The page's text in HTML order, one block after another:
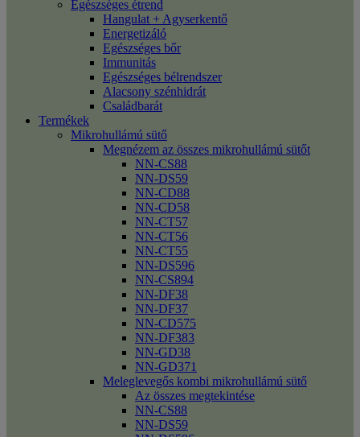
Egészséges étrend
Hangulat + Agyserkentő
Energetizáló
Egészséges bőr
Immunitás
Egészséges bélrendszer
Alacsony szénhidrát
Családbarát
Termékek
Mikrohullámú sütő
Megnézem az összes mikrohullámú sütőt
NN-CS88
NN-DS59
NN-CD88
NN-CD58
NN-CT57
NN-CT56
NN-CT55
NN-DS596
NN-CS894
NN-DF38
NN-DF37
NN-CD575
NN-DF383
NN-GD38
NN-GD371
Meleglevegős kombi mikrohullámú sütő
Az összes megtekintése
NN-CS88
NN-DS59